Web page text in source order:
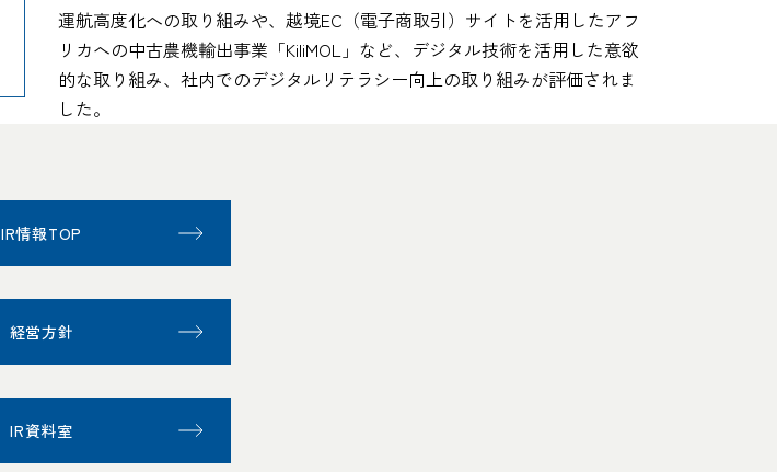
運航高度化への取り組みや、越境EC（電子商取引）サイトを活用したアフ
リカへの中古農機輸出事業「KiliMOL」など、デジタル技術を活用した意欲
的な取り組み、社内でのデジタルリテラシー向上の取り組みが評価されま
した。
IR情報TOP
経営方針
IR資料室